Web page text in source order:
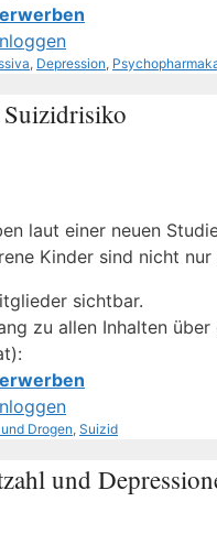
Depression
Suizidrisiko
laut einer neuen
Kinder sind nicht
sichtbar.
zu allen Inhalten
Drogen Suizid
und